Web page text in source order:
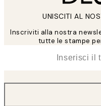
UNISCITI AL
Inscriviti alla nostra
tutte le stampe